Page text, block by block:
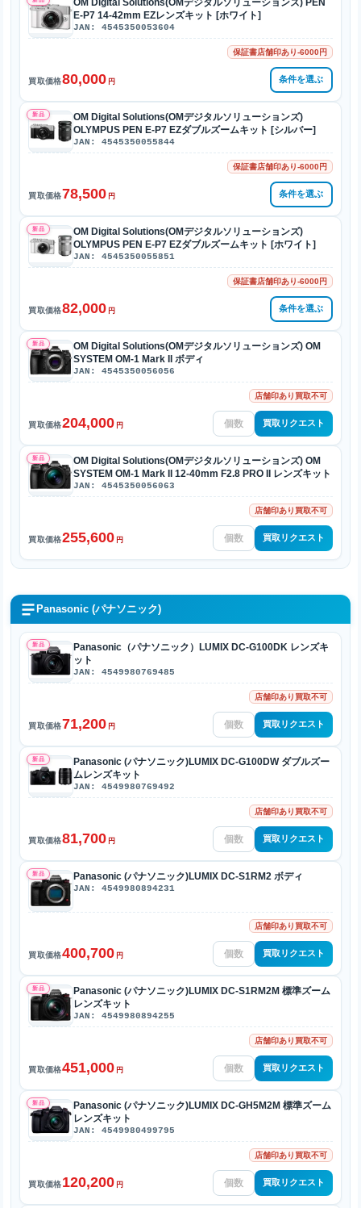
E-P7 14-42mm EZレンズキット [ホワイト]
JAN: 4545350053604
保証書店舗印あり-6000円
買取価格80,000 円 条件を選ぶ
新品
OM Digital Solutions(OMデジタルソリューションズ)
OLYMPUS PEN E-P7 EZダブルズームキット [シルバー]
JAN: 4545350055844
保証書店舗印あり-6000円
買取価格78,500 円 条件を選ぶ
新品
OM Digital Solutions(OMデジタルソリューションズ)
OLYMPUS PEN E-P7 EZダブルズームキット [ホワイト]
JAN: 4545350055851
保証書店舗印あり-6000円
買取価格82,000 円 条件を選ぶ
新品
OM Digital Solutions(OMデジタルソリューションズ) OM
SYSTEM OM-1 Mark II ボディ
JAN: 4545350056056
店舗印あり買取不可
買取価格204,000 円 買取リクエスト
新品
OM Digital Solutions(OMデジタルソリューションズ) OM
SYSTEM OM-1 Mark II 12-40mm F2.8 PRO II レンズキット
JAN: 4545350056063
店舗印あり買取不可
買取価格255,600 円 買取リクエスト
Panasonic (パナソニック)
新品
Panasonic（パナソニック）LUMIX DC-G100DK レンズキ
ット
JAN: 4549980769485
店舗印あり買取不可
買取価格71,200 円 買取リクエスト
新品
Panasonic (パナソニック)LUMIX DC-G100DW ダブルズー
ムレンズキット
JAN: 4549980769492
店舗印あり買取不可
買取価格81,700 円 買取リクエスト
新品 Panasonic (パナソニック)LUMIX DC-S1RM2 ボディ
JAN: 4549980894231
店舗印あり買取不可
買取価格400,700 円 買取リクエスト
新品
Panasonic (パナソニック)LUMIX DC-S1RM2M 標準ズーム
レンズキット
JAN: 4549980894255
店舗印あり買取不可
買取価格451,000 円 買取リクエスト
新品
Panasonic (パナソニック)LUMIX DC-GH5M2M 標準ズーム
レンズキット
JAN: 4549980499795
店舗印あり買取不可
買取価格120,200 円 買取リクエスト